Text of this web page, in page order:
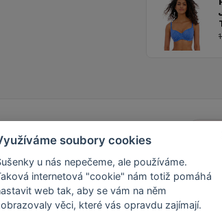
Caresse Clubu!
soubory cookies
u nás nepečeme, ale používáme.
internetová "cookie" nám totiž pomáhá
web tak, aby se vám na něm
věci, které vás opravdu zajímají.